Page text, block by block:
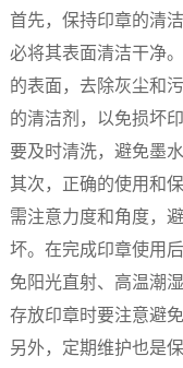
首先，保持印章的清
必将其表面清洁干净
的表面，去除灰尘和
的清洁剂，以免损坏
要及时清洗，避免墨
其次，正确的使用和
需注意力度和角度，
坏。在完成印章使用
免阳光直射、高温潮
存放印章时要注意避
另外，定期维护也是